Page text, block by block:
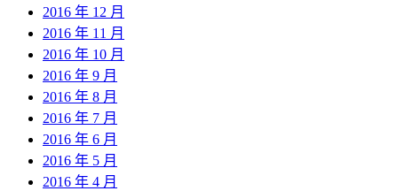
2016 年 12 月
2016 年 11 月
2016 年 10 月
2016 年 9 月
2016 年 8 月
2016 年 7 月
2016 年 6 月
2016 年 5 月
2016 年 4 月